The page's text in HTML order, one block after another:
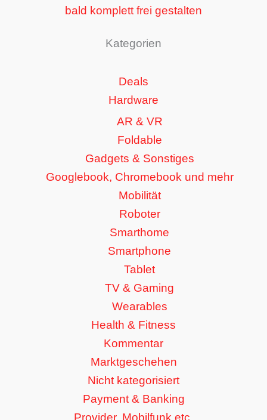
bald komplett frei gestalten
Kategorien
Deals
Hardware
AR & VR
Foldable
Gadgets & Sonstiges
Googlebook, Chromebook und mehr
Mobilität
Roboter
Smarthome
Smartphone
Tablet
TV & Gaming
Wearables
Health & Fitness
Kommentar
Marktgeschehen
Nicht kategorisiert
Payment & Banking